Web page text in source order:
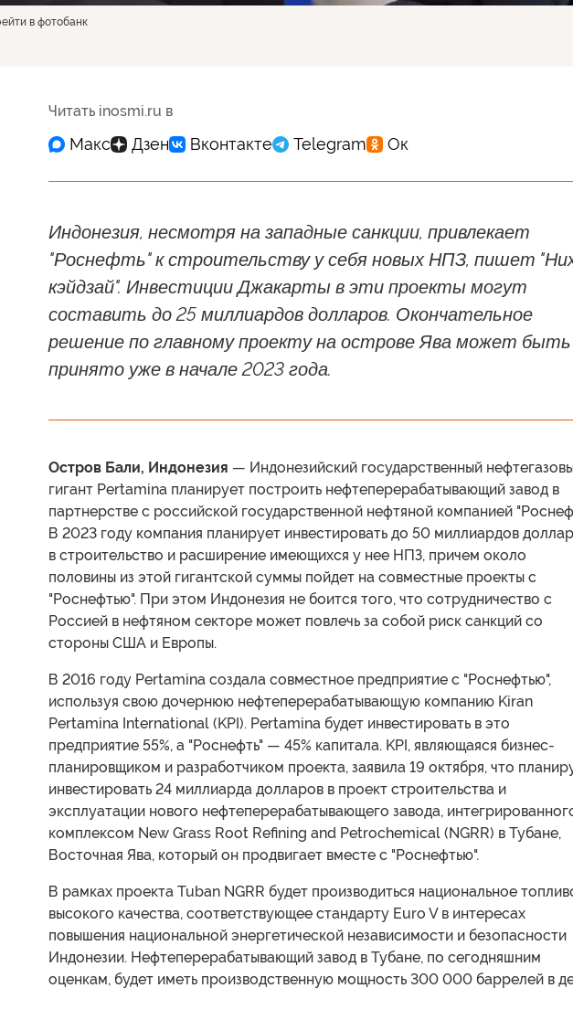
в фотобанк
Читать inosmi.ru в
Индонезия, несмотря на западные санкции, привлекает
"Роснефть" к строительству у себя новых НПЗ, пишет
кэйдзай". Инвестиции Джакарты в эти проекты могут
составить до 25 миллиардов долларов. Окончательное
решение по главному проекту на острове Ява может быть
принято уже в начале 2023 года.
Остров Бали, Индонезия — Индонезийский государственный
гигант Pertamina планирует построить нефтеперерабатывающий завод в
партнерстве с российской государственной нефтяной компанией
В 2023 году компания планирует инвестировать до 50 миллиардов
в строительство и расширение имеющихся у нее НПЗ, причем около
половины из этой гигантской суммы пойдет на совместные проекты с
"Роснефтью". При этом Индонезия не боится того, что сотрудничество с
Россией в нефтяном секторе может повлечь за собой риск санкций со
стороны США и Европы.
В 2016 году Pertamina создала совместное предприятие с "Роснефтью",
используя свою дочернюю нефтеперерабатывающую компанию Kiran
Pertamina International (KPI). Pertamina будет инвестировать в это
предприятие 55%, а "Роснефть" — 45% капитала. KPI, являющаяся бизнес-
планировщиком и разработчиком проекта, заявила 19 октября, что
инвестировать 24 миллиарда долларов в проект строительства и
эксплуатации нового нефтеперерабатывающего завода,
комплексом New Grass Root Refining and Petrochemical (NGRR) в Тубане,
Восточная Ява, который он продвигает вместе с "Роснефтью".
В рамках проекта Tuban NGRR будет производиться национальное
высокого качества, соответствующее стандарту Euro V в интересах
повышения национальной энергетической независимости и безопасности
Индонезии. Нефтеперерабатывающий завод в Тубане, по сегодняшним
оценкам, будет иметь производственную мощность 300 000 баррелей в